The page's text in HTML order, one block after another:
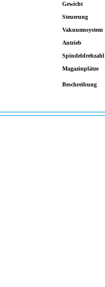
Gewicht
Steuerung
Vakuumssystem
Antrieb
Spindeldrehzahl
Magazinplätze
Beschreibung